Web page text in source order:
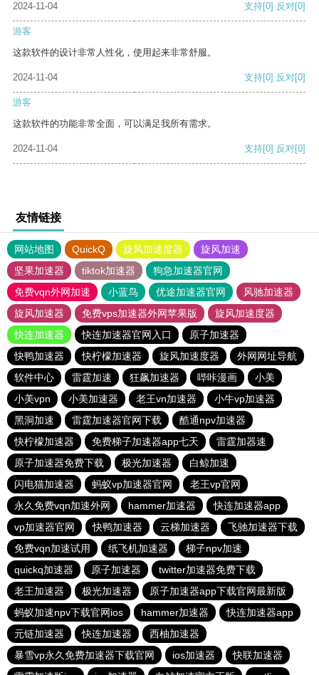
2024-11-04
支持[0] 反对[0]
游客
这款软件的设计非常人性化，使用起来非常舒服。
2024-11-04 支持[0] 反对[0]
游客
这款软件的功能非常全面，可以满足我所有需求。
2024-11-04 支持[0] 反对[0]
友情链接
网站地图 QuickQ 旋风加速度器
旋风加速
坚果加速器
tiktok加速器
狗急加速器官网
免费vqn外网加速
小蓝鸟 优途加速器官网
风驰加速器
旋风加速器
免费vps加速器外网苹果版
旋风加速度器
快连加速器
快连加速器官网入口
原子加速器
快鸭加速器
快柠檬加速器 旋风加速度器
外网网址导航
软件中心
雷霆加速 狂飙加速器 哔咔漫画
小美
小美vpn
小美加速器 老王vn加速器
小牛vp加速器
黑洞加速
雷霆加速器官网下载
酷通npv加速器
快柠檬加速器
免费梯子加速器app七天
雷霆加器速
原子加速器免费下载
极光加速器
白鲸加速
闪电猫加速器
蚂蚁vp加速器官网
老王vp官网
永久免费vqn加速外网
hammer加速器
快连加速器app
vp加速器官网
快鸭加速器 云梯加速器
飞驰加速器下载
免费vqn加速试用
纸飞机加速器
梯子npv加速
quickq加速器
原子加速器
twitter加速器免费下载
老王加速器
极光加速器
原子加速器app下载官网最新版
蚂蚁加速npv下载官网ios
hammer加速器
快连加速器app
元链加速器
快连加速器
西柚加速器
暴雪vp永久免费加速器下载官网
ios加速器
快联加速器